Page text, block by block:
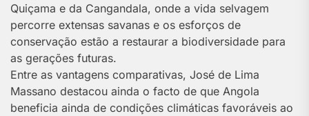
Quiçama e da Cangandala, onde a vida selvagem
percorre extensas savanas e os esforços de
conservação estão a restaurar a biodiversidade para
as gerações futuras.
Entre as vantagens comparativas, José de Lima
Massano destacou ainda o facto de que Angola
beneficia ainda de condições climáticas favoráveis ao